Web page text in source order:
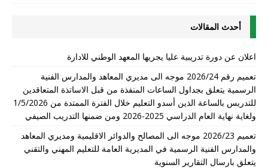
أحدث المقالات
اعلان عن دورة تدريبية عليا يجريها المعهد الوطني للادارة
تعميم رقم 2026/24 موجه الى مديري المعاهد والمدارس الفنية
الرسمية يتعلق بجداول الساعات المنفذة من قبل الاساتذة المتعاقدين
للتدريس بالساعة الذين أسدو التعليم خلال الفترة الممتدة من 1/5/2026
ولغاية نهاية العام الدراسي 2025-2026 ومن ضمنها التدريب الصيفي
تعميم 2026/23 موجه الى المصالح والدوائر الاقليمية ومديري المعاهد
والمدارس الفنية الرسمية في المديرية العامة للتعليم المهني والتقني
يتعلق بارسال التقارير السنوية